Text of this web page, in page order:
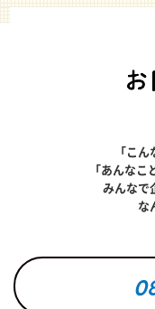
「こん
「あんなこ
みんなで
な